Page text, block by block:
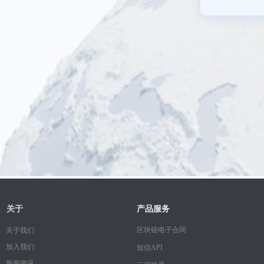
关于
关于我们
加入我们
产品服务
短信API
区块链电子合同